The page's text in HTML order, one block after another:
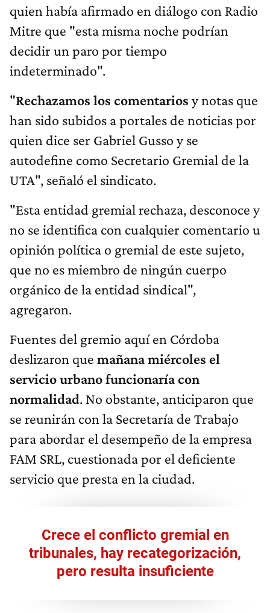
quien había afirmado en diálogo con Radio
Mitre que "esta misma noche podrían
decidir un paro por tiempo
indeterminado".
"Rechazamos los comentarios y notas que
han sido subidos a portales de noticias por
quien dice ser Gabriel Gusso y se
autodefine como Secretario Gremial de la
UTA", señaló el sindicato.
"Esta entidad gremial rechaza, desconoce y
no se identifica con cualquier comentario u
opinión política o gremial de este sujeto,
que no es miembro de ningún cuerpo
orgánico de la entidad sindical",
agregaron.
Fuentes del gremio aquí en Córdoba
deslizaron que mañana miércoles el
servicio urbano funcionaría con
normalidad. No obstante, anticiparon que
se reunirán con la Secretaría de Trabajo
para abordar el desempeño de la empresa
FAM SRL, cuestionada por el deficiente
servicio que presta en la ciudad.
Crece el conflicto gremial en
tribunales, hay recategorización,
pero resulta insuficiente